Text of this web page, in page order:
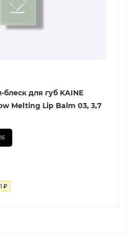
для губ KAINE
Melting Lip Balm 03, 3,7
₽